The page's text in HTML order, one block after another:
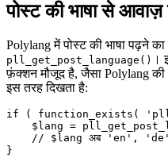
पोस्ट की भाषा से
Polylang में पोस्ट की भाषा पढ़ने
pll_get_post_language() ।
फ़ंक्शन मौजूद है, जैसा Polylang की
इस तरह दिखता है:
if ( function_exists(
$lang =
// $lang अब 'en',
}